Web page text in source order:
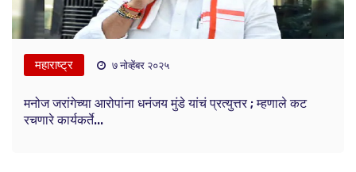
महाराष्ट्र ७ नोव्हेंबर २०२५
मनोज जरांगेच्या आरोपांना धनंजय मुंडे यांचं प्रत्युत्तर ; म्हणाले कट
रचणारे कार्यकर्ते...